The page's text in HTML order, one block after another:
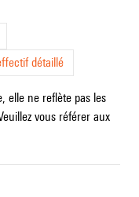
détaillé
elle ne reflète pas les
vous référer aux